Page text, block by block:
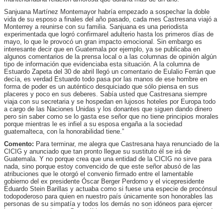
Sanjuana Martínez Montemayor habría empezado a sospechar la doble
vida de su esposo a finales del año pasado, cada mes Castresana viajó a
Monterrey a reunirse con su familia. Sanjuana es una periodista
experimentada que logró confirmarel adulterio hasta los primeros días de
mayo, lo que le provocó un gran impacto emocional. Sin embargo es
interesante decir que en Guatemala por ejemplo, ya se publicaba en
algunos comentarios de la prensa local o a las columnas de opinión algún
tipo de información que evidenciaba esta situación. A la columna de
Estuardo Zapeta del 30 de abril llegó un comentario de Eulalio Ferrán que
decía, es verdad Estuardo todo pasa por las manos de ese hombre en
forma de poder es un auténtico desquiciado que sólo piensa en sus
placeres y poco en sus deberes. Sabía usted que Castresana siempre
viaja con su secretaria y se hospedan en lujosos hoteles por Europa todo
a cargo de las Naciones Unidas y los donantes que siguen dando dinero
pero sin saber como se lo gasta ese señor que no tiene principios morales
porque mientras le es infiel a su esposa engaña a la sociedad
guatemalteca, con la honorabilidad tiene.”
Comento: Para terminar, me alegra que Castresana haya renunciado de la
CICIG y anunciado que tan pronto llegue su sustituto él se irá de
Guatemala. Y no porque crea que una entidad de la CICIG no sirve para
nada, sino porque estoy convencido de que este señor abusó de las
atribuciones que le otorgó el convenio firmado entre el lamentable
gobierno del ex presidente Óscar Berger Perdomo y el vicepresidente
Eduardo Stein Barillas y actuaba como si fuese una especie de procónsul
todopoderoso para quien en nuestro país únicamente son honorables las
personas de su simpatía y todos los demás no son idóneos para ejercer